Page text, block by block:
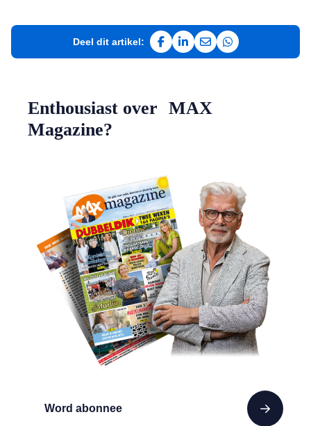
Deel dit artikel:
Deel op Facebook
Deel op LinkedIn
Deel via e-mail
Deel via
Word abonnee
Enthousiast over MAX
Magazine?